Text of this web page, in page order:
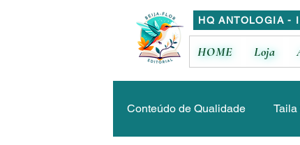
HOME Loja
HQ ANTOLOGIA -
Conteúdo de Qualidade